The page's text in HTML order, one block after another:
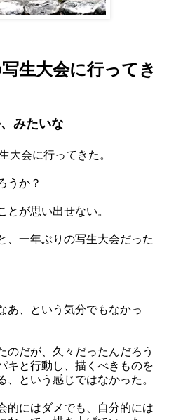
生大会に行ってき
みたいな
大会に行ってきた。
うか？
とが思い出せない。
、一年ぶりの写生大会だった
あ、という気分でもなかっ
のだが、久々だったんだろう
キと行動し、描くべきものを
という感じではなかった。
的にはダメでも、自分的には